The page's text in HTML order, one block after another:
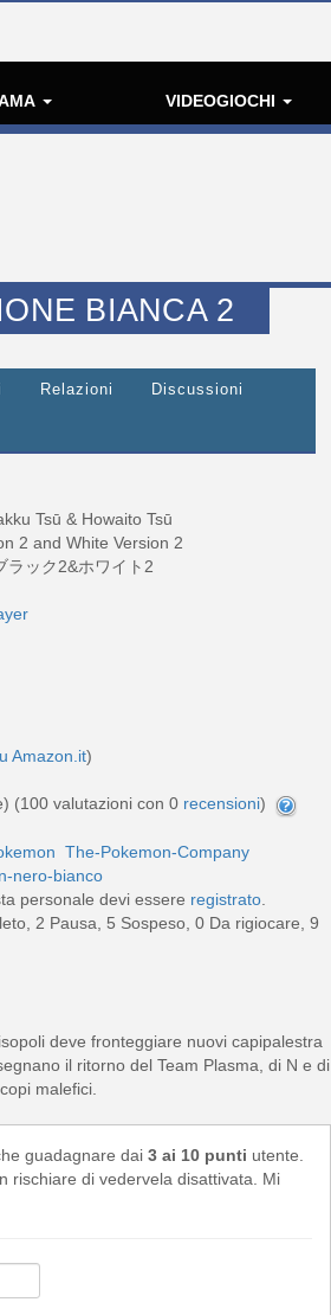
VIDEOGIOCHI
BIANCA 2
Relazioni Discussioni
Tsū & Howaito Tsū
2 and White Version 2
ラック2&ホワイト2
Amazon.it)
(100 valutazioni con 0 recensioni)
The-Pokemon-Company
nero-bianco
personale devi essere registrato
2 Pausa, 5 Sospeso, 0 Da rigiocare, 9
deve fronteggiare nuovi capipalestra
il ritorno del Team Plasma, di N e di
malefici.
guadagnare dai 3 ai 10 punti utente.
rischiare di vedervela disattivata. Mi